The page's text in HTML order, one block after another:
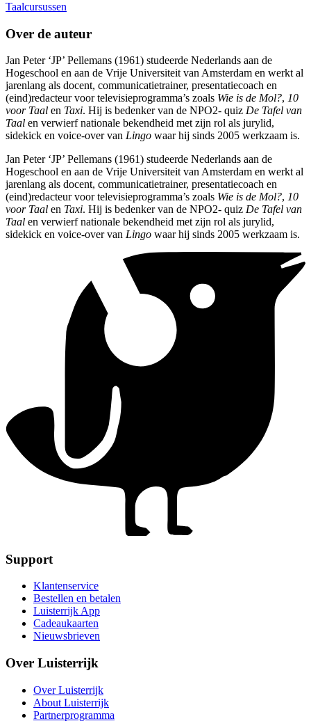
Taalcursussen
Over de auteur
Jan Peter ‘JP’ Pellemans (1961) studeerde Nederlands aan de
Hogeschool en aan de Vrije Universiteit van Amsterdam en werkt al
jarenlang als docent, communicatietrainer, presentatiecoach en
(eind)redacteur voor televisieprogramma’s zoals Wie is de Mol?, 10
voor Taal en Taxi. Hij is bedenker van de NPO2- quiz De Tafel van
Taal en verwierf nationale bekendheid met zijn rol als jurylid,
sidekick en voice-over van Lingo waar hij sinds 2005 werkzaam is.
Jan Peter ‘JP’ Pellemans (1961) studeerde Nederlands aan de
Hogeschool en aan de Vrije Universiteit van Amsterdam en werkt al
jarenlang als docent, communicatietrainer, presentatiecoach en
(eind)redacteur voor televisieprogramma’s zoals Wie is de Mol?, 10
voor Taal en Taxi. Hij is bedenker van de NPO2- quiz De Tafel van
Taal en verwierf nationale bekendheid met zijn rol als jurylid,
sidekick en voice-over van Lingo waar hij sinds 2005 werkzaam is.
Support
Klantenservice
Bestellen en betalen
Luisterrijk App
Cadeaukaarten
Nieuwsbrieven
Over Luisterrijk
Over Luisterrijk
About Luisterrijk
Partnerprogramma